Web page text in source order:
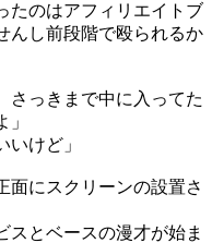
たのはアフィリエイトブ
んし前段階で殴られるか
さっきまで中に入ってた
いけど」
面にスクリーンの設置さ
スとベースの漫才が始ま